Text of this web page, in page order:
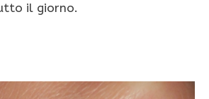
il giorno.